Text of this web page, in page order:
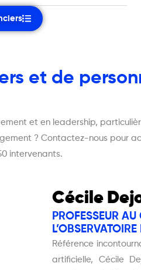
et de
et en leadership,
? Contactez-nous pour
intervenants.
Cécile
PROFESSEUR
Référence
artificielle, Cécile